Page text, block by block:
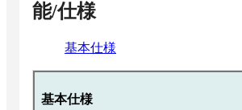
能/仕様
基本仕様
基本仕様